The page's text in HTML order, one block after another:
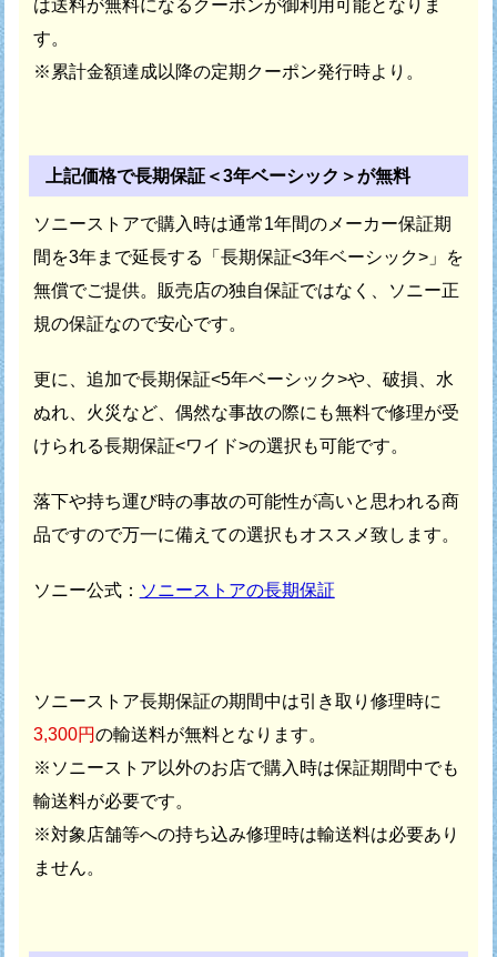
は送料が無料になるクーポンが御利用可能となりま
す。
※累計金額達成以降の定期クーポン発行時より。
上記価格で長期保証＜3年ベーシック＞が無料
ソニーストアで購入時は通常1年間のメーカー保証期
間を3年まで延長する「長期保証<3年ベーシック>」を
無償でご提供。 販売店の独自保証ではなく、ソニー正
規の保証なので安心です。
更に、追加で長期保証<5年ベーシック>や、破損、水
ぬれ、火災など、 偶然な事故の際にも無料で修理が受
けられる長期保証<ワイド>の選択も可能です。
落下や持ち運び時の事故の可能性が高いと思われる商
品ですので万一に備えての選択もオススメ致します。
ソニー公式： ソニーストアの長期保証
ソニーストア長期保証の期間中は引き取り修理時に
3,300円の輸送料が無料となります。
※ソニーストア以外のお店で購入時は保証期間中でも
輸送料が必要です。
※対象店舗等への持ち込み修理時は輸送料は必要あり
ません。